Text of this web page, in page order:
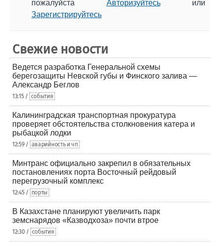
пожалуйста Авторизуйтесьили
Зарегистрируйтесь
Свежие новости
Ведется разработка Генеральной схемы
берегозащиты Невской губы и Финского залива —
Александр Беглов
13:15 / события
Калининградская транспортная прокуратура
проверяет обстоятельства столкновения катера и
рыбацкой лодки
12:59 / аварийность и чп
Минтранс официально закрепил в обязательных
постановлениях порта Восточный рейдовый
перегрузочный комплекс
12:45 / порты
В Казахстане планируют увеличить парк
земснарядов «Казводхоза» почти втрое
12:30 / события